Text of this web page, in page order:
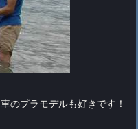
のプラモデルも好きです！